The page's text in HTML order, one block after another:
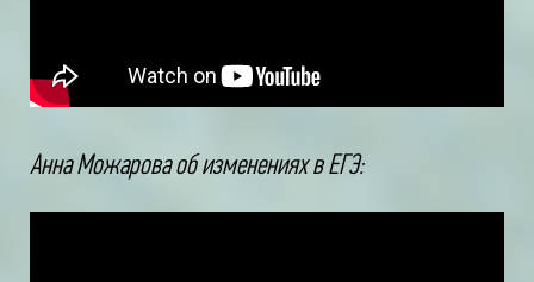
Анна Можарова об изменениях в ЕГЭ: